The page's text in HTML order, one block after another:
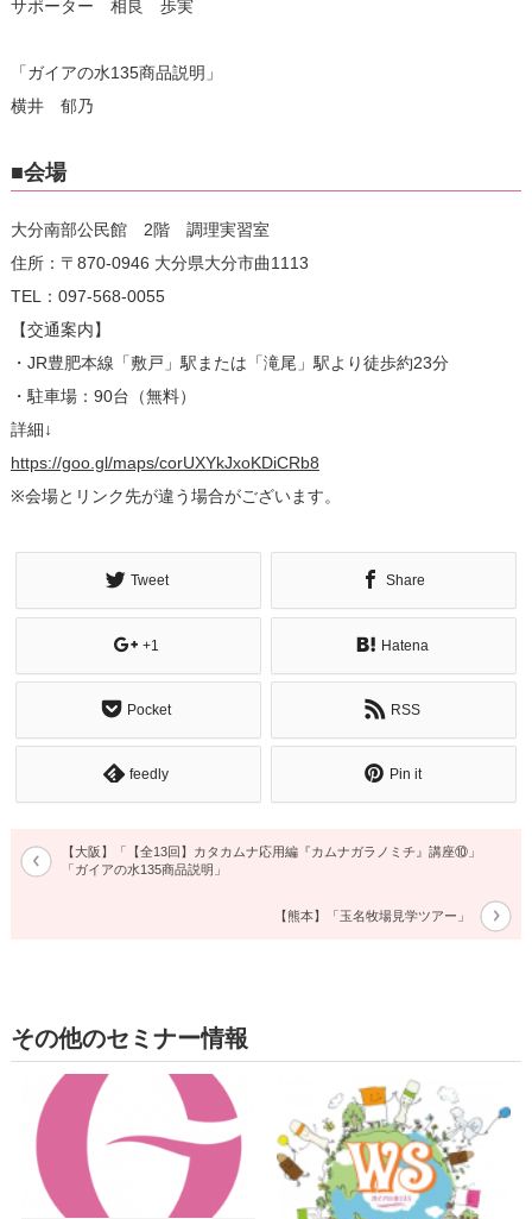
サポーター 相良 歩実
「ガイアの水135商品説明」
横井 郁乃
■会場
大分南部公民館 2階 調理実習室
住所：〒870-0946 大分県大分市曲1113
TEL：097-568-0055
【交通案内】
・JR豊肥本線「敷戸」駅または「滝尾」駅より徒歩約23分
・駐車場：90台（無料）
詳細↓
https://goo.gl/maps/corUXYkJxoKDiCRb8
※会場とリンク先が違う場合がございます。
Tweet Share
+1 Hatena
Pocket RSS
feedly Pin it
【大阪】「【全13回】カタカムナ応用編『カムナガラノミチ』講座⑩」
「ガイアの水135商品説明」
【熊本】「玉名牧場見学ツアー」
その他のセミナー情報